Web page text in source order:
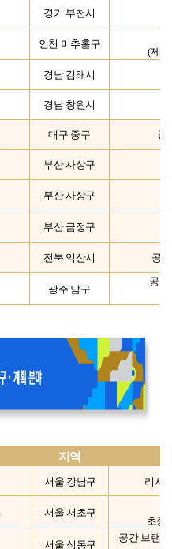
경기 부천시
인천 미추홀구
(제
경남 김해시
경남 창원시
대구 중구 공
부산 사상구
부산 사상구
부산 금정구
전북 익산시 공
광주 남구
공공
지역
서울 강남구 리서
서울 서초구
초중
서울 성동구
공간 브랜